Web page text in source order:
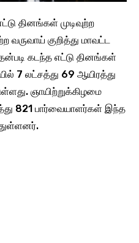
தினங்கள் முடிவுற்ற
வருவாய் குறித்து மாவட்ட
கடந்த எட்டு தினங்கள்
7 லட்சத்து 69 ஆயிரத்து
ஞாயிற்றுக்கிழமை
821 பார்வையாளர்கள் இந்த